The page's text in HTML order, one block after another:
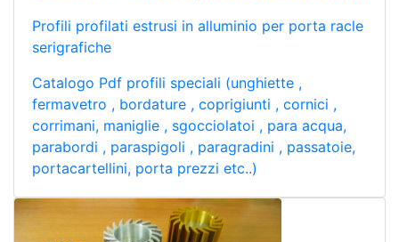
Profili profilati estrusi in alluminio per porta racle
serigrafiche
Catalogo Pdf profili speciali (unghiette ,
fermavetro , bordature , coprigiunti , cornici ,
corrimani, maniglie , sgocciolatoi , para acqua,
parabordi , paraspigoli , paragradini , passatoie,
portacartellini, porta prezzi etc..)